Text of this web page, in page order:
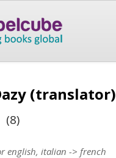
(translator)
(8)
english, italian -> french